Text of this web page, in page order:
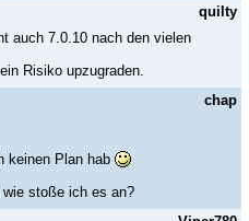
quilty
auch 7.0.10 nach den vielen
Risiko upzugraden.
chap
keinen Plan hab
wie stoße ich es an?